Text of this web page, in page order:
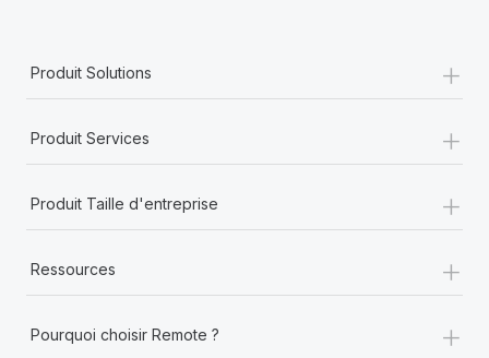
Produit Solutions +
Produit Services +
Produit Taille d'entreprise +
Ressources +
Pourquoi choisir Remote ? +